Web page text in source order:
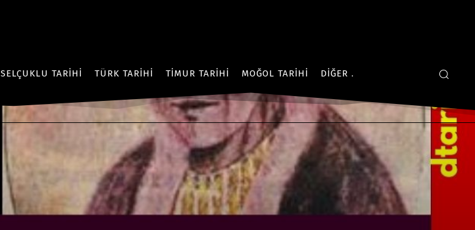
SELÇUKLU TARIHI TÜRK TARIHI TIMUR TARIHI MOĞOL TARIHI DIĞER